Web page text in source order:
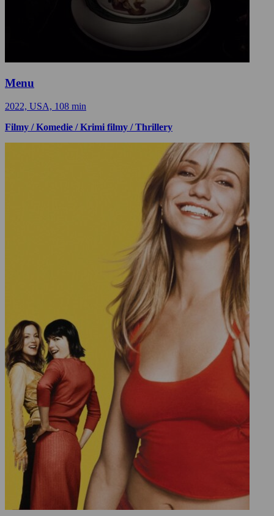
Menu
2022, USA, 108 min
Filmy / Komedie / Krimi filmy / Thrillery